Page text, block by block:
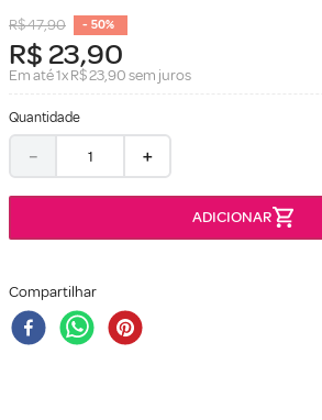
R$47,90 - 50%
R$ 23,90
Em até1xR$23,90sem juros
Quantidade
＋
－
Compartilhar